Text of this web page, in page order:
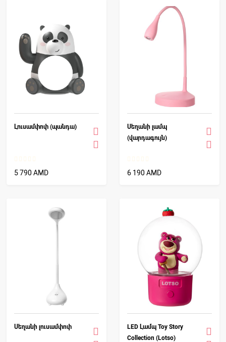
Լուսամփոփ (պանդա)
5 790 AMD
Սեղանի լամպ
(վարդագույն)
6 190 AMD
Սեղանի լուսամփոփ
LED Լամպ Toy Story
Collection (Lotso)